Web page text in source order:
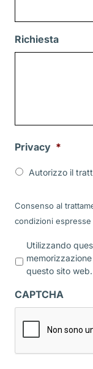
Richiesta
Privacy *
Autorizzo il
Consenso al
condizioni espresse
r
i
a
c
Utilizzando
questo sito web.
CAPTCHA